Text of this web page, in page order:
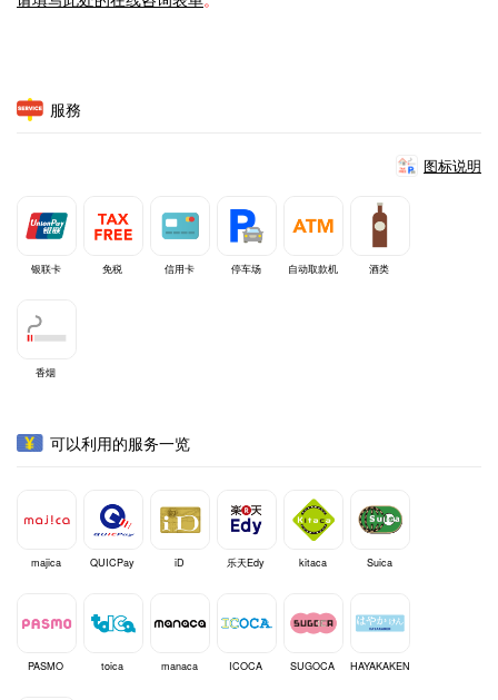
服務
图标说明
银联卡 免税 信用卡 停车场 自动取款机 酒类
香烟
可以利用的服务一览
majica QUICPay iD 乐天Edy kitaca Suica
PASMO toica manaca ICOCA SUGOCA HAYAKAKEN